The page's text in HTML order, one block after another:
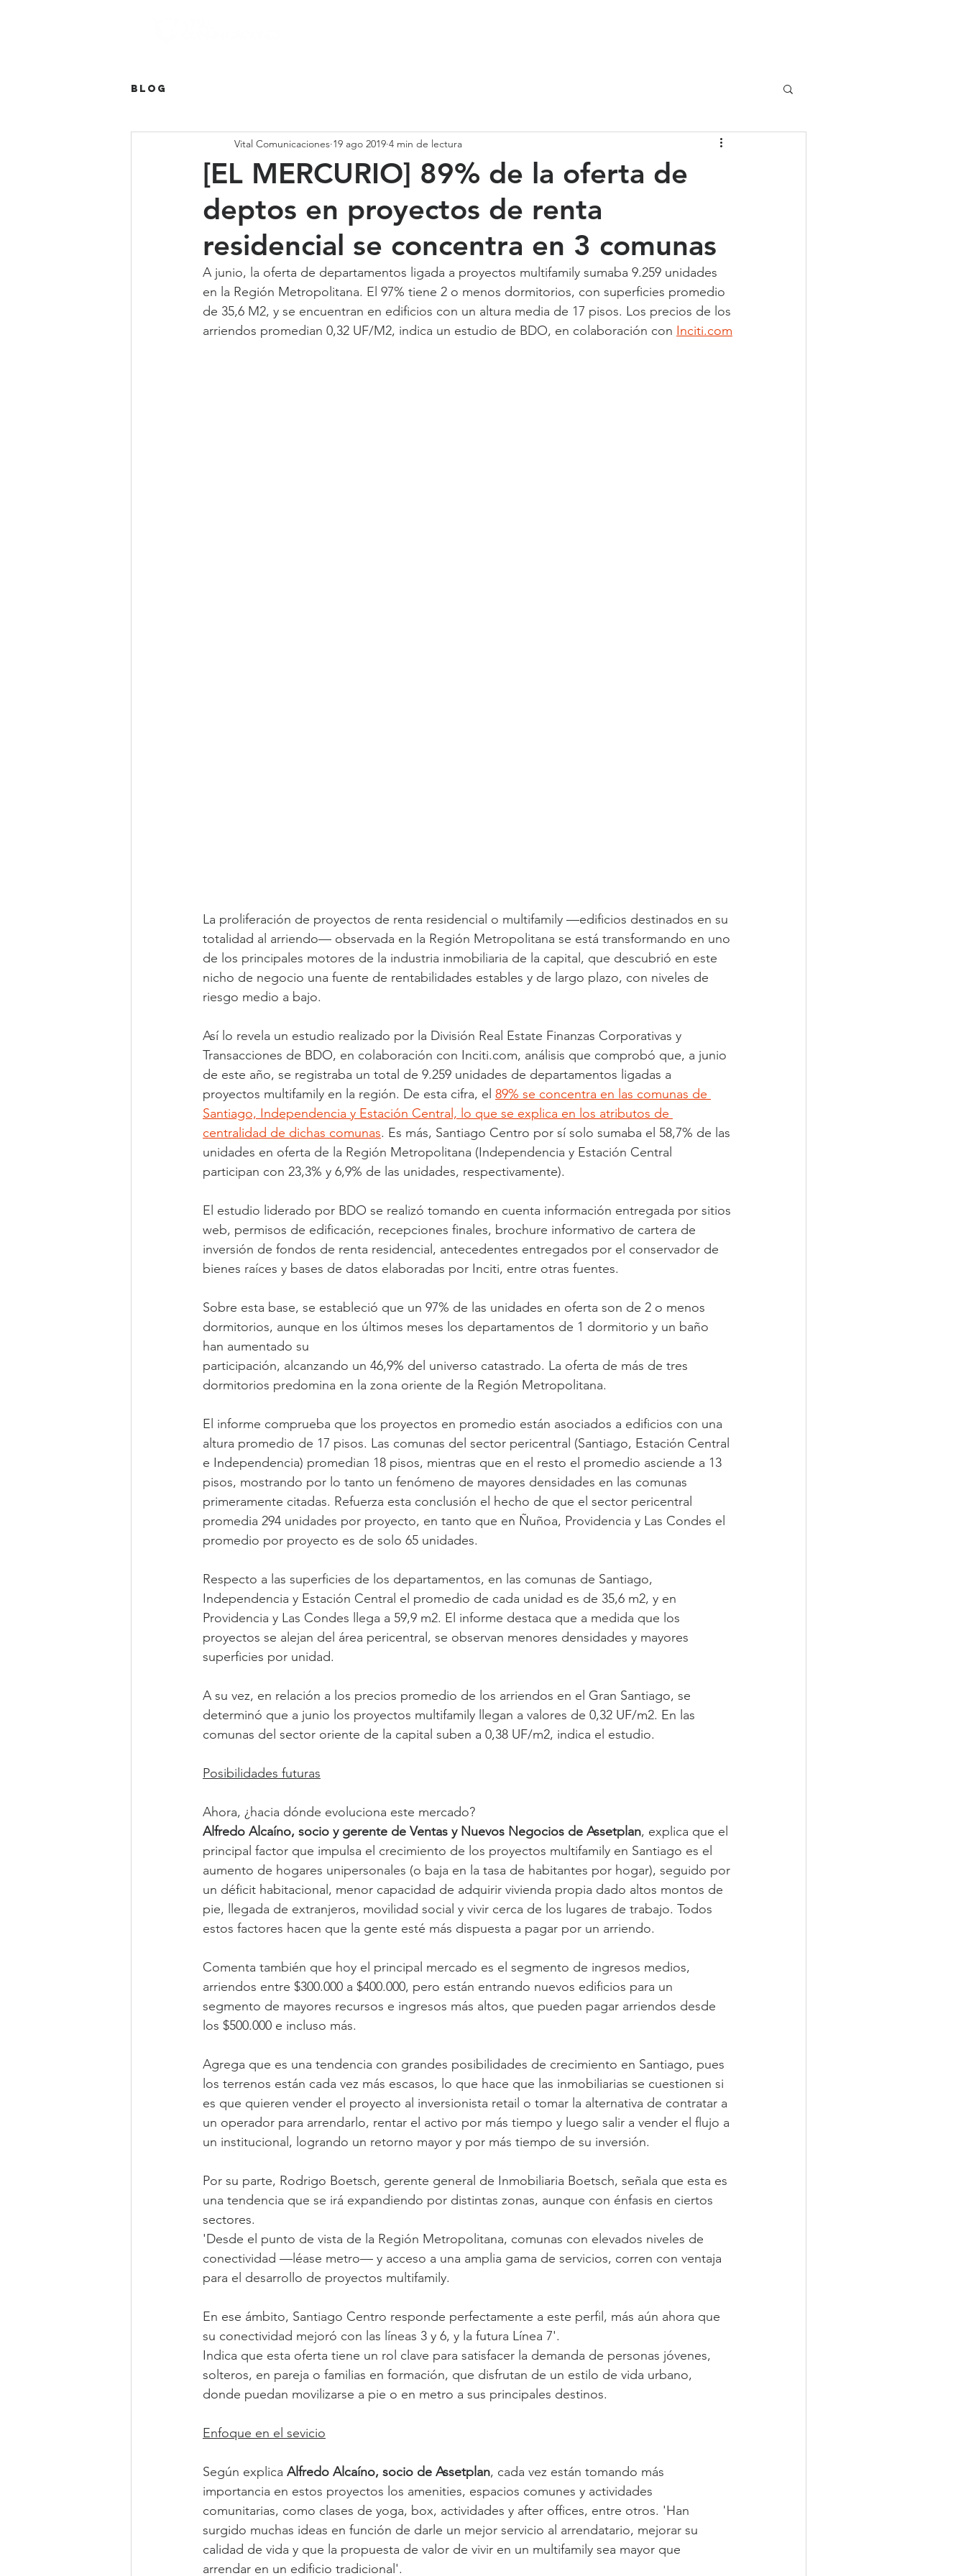
Blog
[EL MERCURIO] 89% de la oferta de
deptos en proyectos de renta
residencial se concentra en 3 comunas
Vital Comunicaciones 19 ago 2019 4 min de lectura
A junio, la oferta de departamentos ligada a proyectos multifamily sumaba 9.259 unidades
en la Región Metropolitana. El 97% tiene 2 o menos dormitorios, con superficies promedio
de 35,6 M2, y se encuentran en edificios con un altura media de 17 pisos. Los precios de los
arriendos promedian 0,32 UF/M2, indica un estudio de BDO, en colaboración con Inciti.com
La proliferación de proyectos de renta residencial o multifamily —edificios destinados en su
totalidad al arriendo— observada en la Región Metropolitana se está transformando en uno
de los principales motores de la industria inmobiliaria de la capital, que descubrió en este
nicho de negocio una fuente de rentabilidades estables y de largo plazo, con niveles de
riesgo medio a bajo.
Así lo revela un estudio realizado por la División Real Estate Finanzas Corporativas y
Transacciones de BDO, en colaboración con Inciti.com, análisis que comprobó que, a junio
de este año, se registraba un total de 9.259 unidades de departamentos ligadas a
proyectos multifamily en la región. De esta cifra, el 89% se concentra en las comunas de
Santiago, Independencia y Estación Central, lo que se explica en los atributos de
centralidad de dichas comunas. Es más, Santiago Centro por sí solo sumaba el 58,7% de las
unidades en oferta de la Región Metropolitana (Independencia y Estación Central
participan con 23,3% y 6,9% de las unidades, respectivamente).
El estudio liderado por BDO se realizó tomando en cuenta información entregada por sitios
web, permisos de edificación, recepciones finales, brochure informativo de cartera de
inversión de fondos de renta residencial, antecedentes entregados por el conservador de
bienes raíces y bases de datos elaboradas por Inciti, entre otras fuentes.
Sobre esta base, se estableció que un 97% de las unidades en oferta son de 2 o menos
dormitorios, aunque en los últimos meses los departamentos de 1 dormitorio y un baño
han aumentado su
participación, alcanzando un 46,9% del universo catastrado. La oferta de más de tres
dormitorios predomina en la zona oriente de la Región Metropolitana.
El informe comprueba que los proyectos en promedio están asociados a edificios con una
altura promedio de 17 pisos. Las comunas del sector pericentral (Santiago, Estación Central
e Independencia) promedian 18 pisos, mientras que en el resto el promedio asciende a 13
pisos, mostrando por lo tanto un fenómeno de mayores densidades en las comunas
primeramente citadas. Refuerza esta conclusión el hecho de que el sector pericentral
promedia 294 unidades por proyecto, en tanto que en Ñuñoa, Providencia y Las Condes el
promedio por proyecto es de solo 65 unidades.
Respecto a las superficies de los departamentos, en las comunas de Santiago,
Independencia y Estación Central el promedio de cada unidad es de 35,6 m2, y en
Providencia y Las Condes llega a 59,9 m2. El informe destaca que a medida que los
proyectos se alejan del área pericentral, se observan menores densidades y mayores
superficies por unidad.
A su vez, en relación a los precios promedio de los arriendos en el Gran Santiago, se
determinó que a junio los proyectos multifamily llegan a valores de 0,32 UF/m2. En las
comunas del sector oriente de la capital suben a 0,38 UF/m2, indica el estudio.
Posibilidades futuras
Ahora, ¿hacia dónde evoluciona este mercado?
Alfredo Alcaíno, socio y gerente de Ventas y Nuevos Negocios de Assetplan, explica que el
principal factor que impulsa el crecimiento de los proyectos multifamily en Santiago es el
aumento de hogares unipersonales (o baja en la tasa de habitantes por hogar), seguido por
un déficit habitacional, menor capacidad de adquirir vivienda propia dado altos montos de
pie, llegada de extranjeros, movilidad social y vivir cerca de los lugares de trabajo. Todos
estos factores hacen que la gente esté más dispuesta a pagar por un arriendo.
Comenta también que hoy el principal mercado es el segmento de ingresos medios,
arriendos entre $300.000 a $400.000, pero están entrando nuevos edificios para un
segmento de mayores recursos e ingresos más altos, que pueden pagar arriendos desde
los $500.000 e incluso más.
Agrega que es una tendencia con grandes posibilidades de crecimiento en Santiago, pues
los terrenos están cada vez más escasos, lo que hace que las inmobiliarias se cuestionen si
es que quieren vender el proyecto al inversionista retail o tomar la alternativa de contratar a
un operador para arrendarlo, rentar el activo por más tiempo y luego salir a vender el flujo a
un institucional, logrando un retorno mayor y por más tiempo de su inversión.
Por su parte, Rodrigo Boetsch, gerente general de Inmobiliaria Boetsch, señala que esta es
una tendencia que se irá expandiendo por distintas zonas, aunque con énfasis en ciertos
sectores.
'Desde el punto de vista de la Región Metropolitana, comunas con elevados niveles de
conectividad —léase metro— y acceso a una amplia gama de servicios, corren con ventaja
para el desarrollo de proyectos multifamily.
En ese ámbito, Santiago Centro responde perfectamente a este perfil, más aún ahora que
su conectividad mejoró con las líneas 3 y 6, y la futura Línea 7'.
Indica que esta oferta tiene un rol clave para satisfacer la demanda de personas jóvenes,
solteros, en pareja o familias en formación, que disfrutan de un estilo de vida urbano,
donde puedan movilizarse a pie o en metro a sus principales destinos.
Enfoque en el sevicio
Según explica Alfredo Alcaíno, socio de Assetplan, cada vez están tomando más
importancia en estos proyectos los amenities, espacios comunes y actividades
comunitarias, como clases de yoga, box, actividades y after offices, entre otros. 'Han
surgido muchas ideas en función de darle un mejor servicio al arrendatario, mejorar su
calidad de vida y que la propuesta de valor de vivir en un multifamily sea mayor que
arrendar en un edificio tradicional'.